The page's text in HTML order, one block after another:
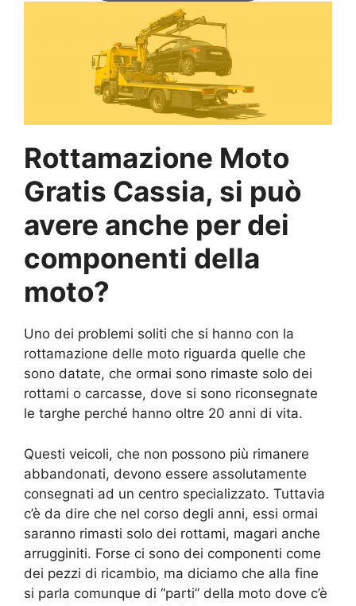
Rottamazione Moto
Gratis Cassia, si può
avere anche per dei
componenti della
moto?
Uno dei problemi soliti che si hanno con la
rottamazione delle moto riguarda quelle che
sono datate, che ormai sono rimaste solo dei
rottami o carcasse, dove si sono riconsegnate
le targhe perché hanno oltre 20 anni di vita.
Questi veicoli, che non possono più rimanere
abbandonati, devono essere assolutamente
consegnati ad un centro specializzato. Tuttavia
c’è da dire che nel corso degli anni, essi ormai
saranno rimasti solo dei rottami, magari anche
arrugginiti. Forse ci sono dei componenti come
dei pezzi di ricambio, ma diciamo che alla fine
si parla comunque di “parti” della moto dove c’è